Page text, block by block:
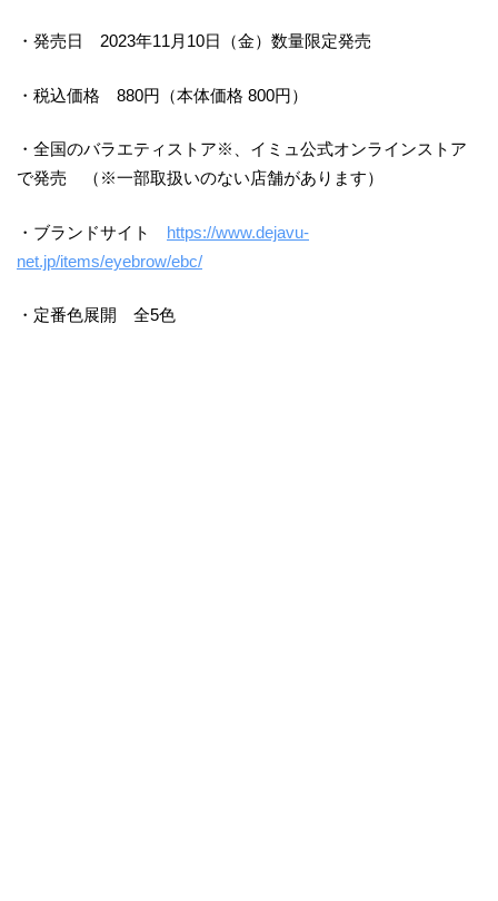
・発売日 2023年11月10日（金）数量限定発売
・税込価格 880円（本体価格 800円）
・全国のバラエティストア※、イミュ公式オンラインストア
で発売 （※一部取扱いのない店舗があります）
・ブランドサイト https://www.dejavu-
net.jp/items/eyebrow/ebc/
・定番色展開 全5色